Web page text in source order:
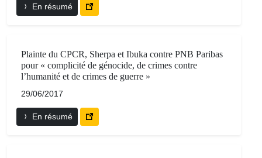
En résumé
Plainte du CPCR, Sherpa et Ibuka contre PNB Paribas
pour « complicité de génocide, de crimes contre
l’humanité et de crimes de guerre »
29/06/2017
En résumé